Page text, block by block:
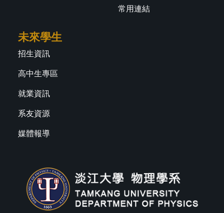
常用連結
未來學生
招生資訊
高中生專區
就業資訊
系友資源
媒體報導